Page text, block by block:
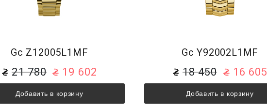
Gc Z12005L1MF
21 780 19 602
Добавить в корзину
Gc Y92002L1MF
18 450 16 605
Добавить в корзину